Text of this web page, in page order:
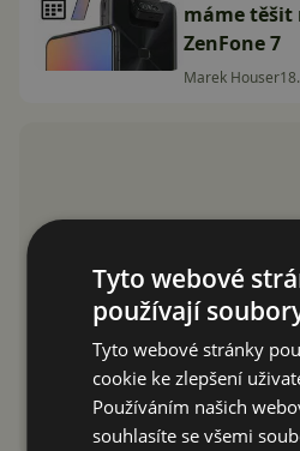
máme těšit
ZenFone 7
Marek Houser
Tyto webové
používají
Tyto webové stránky
cookie ke zlepšení
Používáním našich
souhlasíte se všemi